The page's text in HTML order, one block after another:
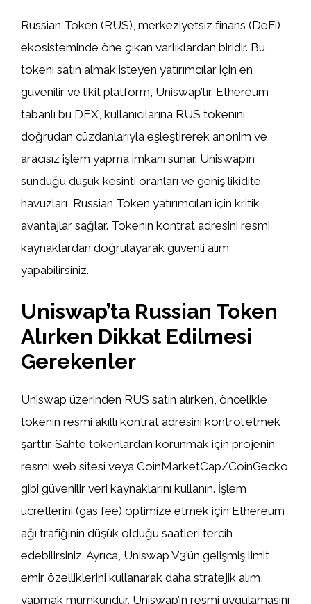
Russian Token (RUS), merkeziyetsiz finans (DeFi)
ekosisteminde öne çıkan varlıklardan biridir. Bu
tokenı satın almak isteyen yatırımcılar için en
güvenilir ve likit platform, Uniswap’tır. Ethereum
tabanlı bu DEX, kullanıcılarına RUS tokenını
doğrudan cüzdanlarıyla eşleştirerek anonim ve
aracısız işlem yapma imkanı sunar. Uniswap’ın
sunduğu düşük kesinti oranları ve geniş likidite
havuzları, Russian Token yatırımcıları için kritik
avantajlar sağlar. Tokenın kontrat adresini resmi
kaynaklardan doğrulayarak güvenli alım
yapabilirsiniz.
Uniswap’ta Russian Token
Alırken Dikkat Edilmesi
Gerekenler
Uniswap üzerinden RUS satın alırken, öncelikle
tokenın resmi akıllı kontrat adresini kontrol etmek
şarttır. Sahte tokenlardan korunmak için projenin
resmi web sitesi veya CoinMarketCap/CoinGecko
gibi güvenilir veri kaynaklarını kullanın. İşlem
ücretlerini (gas fee) optimize etmek için Ethereum
ağı trafiğinin düşük olduğu saatleri tercih
edebilirsiniz. Ayrıca, Uniswap V3’ün gelişmiş limit
emir özelliklerini kullanarak daha stratejik alım
yapmak mümkündür. Uniswap’ın resmi uygulamasını